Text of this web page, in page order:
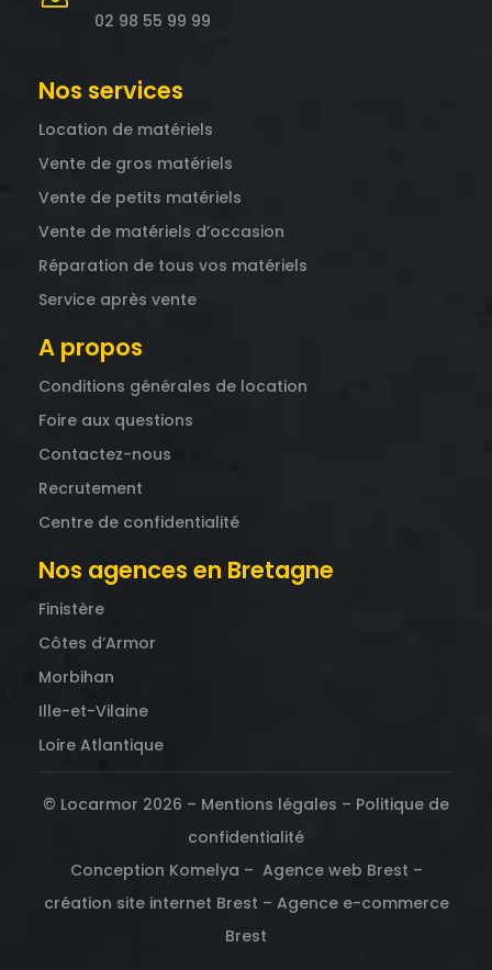
02 98 55 99 99
Nos services
Location de matériels
Vente de gros matériels
Vente de petits matériels
Vente de matériels d’occasion
Réparation de tous vos matériels
Service après vente
A propos
Conditions générales de location
Foire aux questions
Contactez-nous
Recrutement
Centre de confidentialité
Nos agences en Bretagne
Finistère
Côtes d’Armor
Morbihan
Ille-et-Vilaine
Loire Atlantique
© Locarmor 2026 – Mentions légales – Politique de
confidentialité
Conception Komelya – Agence web Brest –
création site internet Brest – Agence e-commerce
Brest